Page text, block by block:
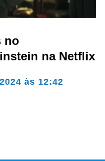
no
na Netflix
às 12:42